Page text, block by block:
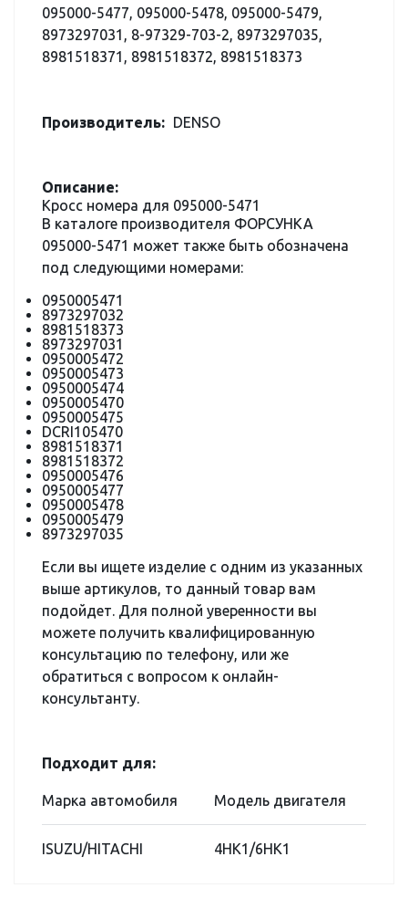
095000-5477, 095000-5478, 095000-5479,
8973297031, 8-97329-703-2, 8973297035,
8981518371, 8981518372, 8981518373
Производитель: DENSO
Описание:
Кросс номера для 095000-5471
В каталоге производителя ФОРСУНКА
095000-5471 может также быть обозначена
под следующими номерами:
0950005471
8973297032
8981518373
8973297031
0950005472
0950005473
0950005474
0950005470
0950005475
DCRI105470
8981518371
8981518372
0950005476
0950005477
0950005478
0950005479
8973297035
Если вы ищете изделие с одним из указанных
выше артикулов, то данный товар вам
подойдет. Для полной уверенности вы
можете получить квалифицированную
консультацию по телефону, или же
обратиться с вопросом к онлайн-
консультанту.
Подходит для:
Марка автомобиля Модель двигателя
ISUZU/HITACHI 4HK1/6HK1